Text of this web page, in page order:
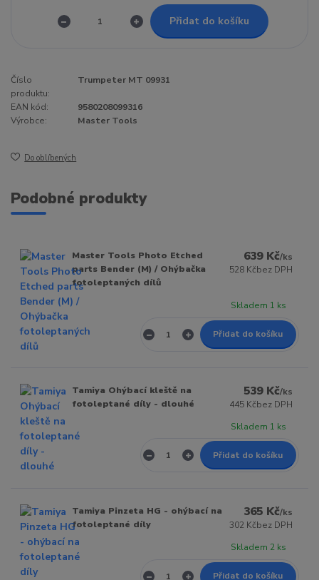
Přidat do košíku
Číslo
produktu:
Trumpeter MT 09931
EAN kód:
9580208099316
Výrobce:
Master Tools
Do oblíbených
Podobné produkty
Master Tools Photo Etched
parts Bender (M) / Ohýbačka
fotoleptaných dílů
639 Kč/ks
528 Kčbez DPH
Skladem 1 ks
Přidat do košíku
Tamiya Ohýbací kleště na
fotoleptané díly - dlouhé
539 Kč/ks
445 Kčbez DPH
Skladem 1 ks
Přidat do košíku
Tamiya Pinzeta HG - ohýbací na
fotoleptané díly
365 Kč/ks
302 Kčbez DPH
Skladem 2 ks
Přidat do košíku